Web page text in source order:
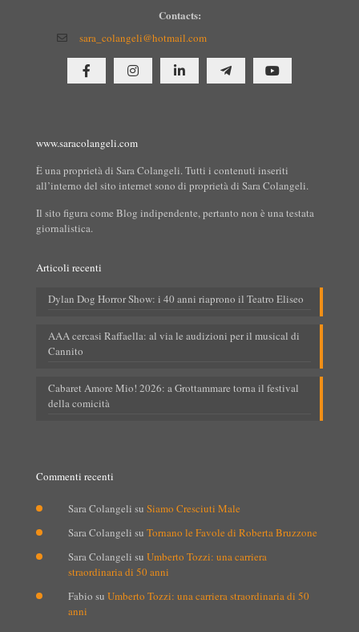
Contacts:
sara_colangeli@hotmail.com
www.saracolangeli.com
È una proprietà di Sara Colangeli. Tutti i contenuti inseriti
all’interno del sito internet sono di proprietà di Sara Colangeli.
Il sito figura come Blog indipendente, pertanto non è una testata
giornalistica.
Articoli recenti
Dylan Dog Horror Show: i 40 anni riaprono il Teatro Eliseo
AAA cercasi Raffaella: al via le audizioni per il musical di
Cannito
Cabaret Amore Mio! 2026: a Grottammare torna il festival
della comicità
Commenti recenti
Sara Colangeli su Siamo Cresciuti Male
Sara Colangeli su Tornano le Favole di Roberta Bruzzone
Sara Colangeli su Umberto Tozzi: una carriera
straordinaria di 50 anni
Fabio su Umberto Tozzi: una carriera straordinaria di 50
anni